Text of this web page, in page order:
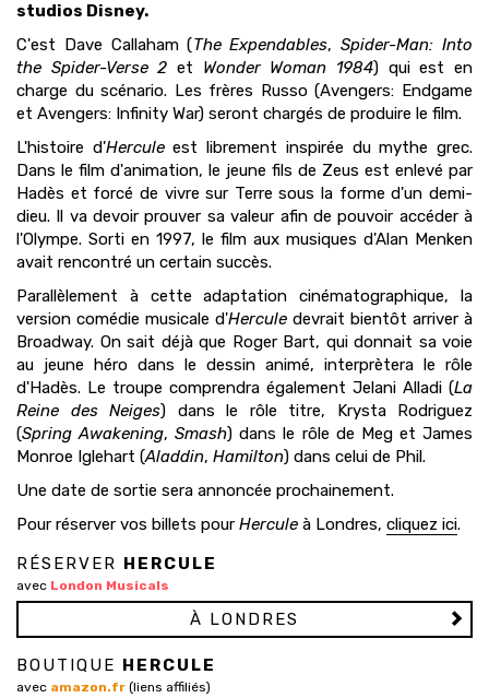
studios Disney.
C'est Dave Callaham (The Expendables,Spider-Man: Into
the Spider-Verse 2 et Wonder Woman 1984) qui est en
charge du scénario. Les frères Russo (Avengers: Endgame
et Avengers: Infinity War) seront chargés de produire le film.
L'histoire d'Herculeest librement inspirée du mythe grec.
Dans le film d'animation, le jeune fils de Zeus est enlevé par
Hadès et forcé de vivre sur Terre sous la forme d'un demi-
dieu. Il va devoir prouver sa valeur afin de pouvoir accéder à
l'Olympe. Sorti en 1997, le film aux musiques d'Alan Menken
avait rencontré un certain succès.
Parallèlement à cette adaptation cinématographique, la
version comédie musicale d'Hercule devrait bientôt arriver à
Broadway. On sait déjà que Roger Bart, qui donnait sa voie
au jeune héro dans le dessin animé, interprètera le rôle
d'Hadès. Le troupe comprendra également Jelani Alladi (La
Reine des Neiges) dans le rôle titre, Krysta Rodriguez
(Spring Awakening,Smash) dans le rôle de Meg et James
Monroe Iglehart (Aladdin, Hamilton) dans celui de Phil.
Une date de sortie sera annoncée prochainement.
Pour réserver vos billets pour Hercule à Londres, cliquez ici.
RÉSERVER HERCULE
avec London Musicals
À LONDRES
BOUTIQUE HERCULE
avec amazon.fr (liens affiliés)